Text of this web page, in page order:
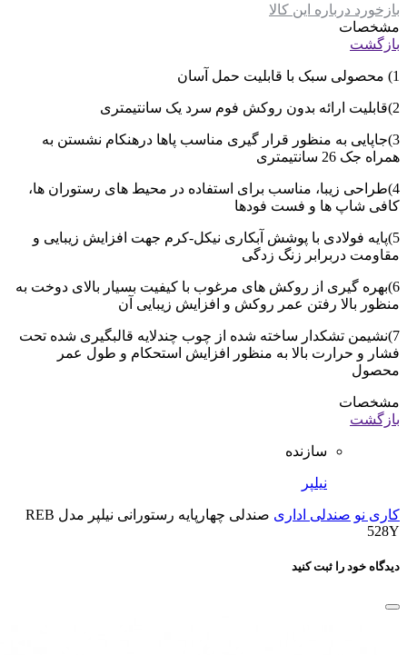
بازخورد درباره این کالا
مشخصات
بازگشت
1) محصولی سبک با قابلیت حمل آسان
2)قابلیت ارائه بدون روکش فوم سرد یک سانتیمتری
3)جاپایی به منظور قرار گیری مناسب پاها درهنکام نشستن به
همراه جک 26 سانتیمتری
4)طراحی زیبا، مناسب برای استفاده در محیط های رستوران ها،
کافی شاپ ها و فست فودها
5)پایه فولادی با پوشش آبکاری نیکل-کرم جهت افزایش زیبایی و
مقاومت دربرابر زنگ زدگی
6)بهره گیری از روکش های مرغوب با کیفیت بسیار بالای دوخت به
منظور بالا رفتن عمر روکش و افزایش زیبایی آن
7)نشیمن تشکدار ساخته شده از چوب چندلایه قالبگیری شده تحت
فشار و حرارت بالا به منظور افزایش استحکام و طول عمر
محصول
مشخصات
بازگشت
سازنده
نیلپر
کاری نو صندلی اداری
صندلی چهارپایه رستورانی نیلپر مدل REB
528Y
دیدگاه خود را ثبت کنید